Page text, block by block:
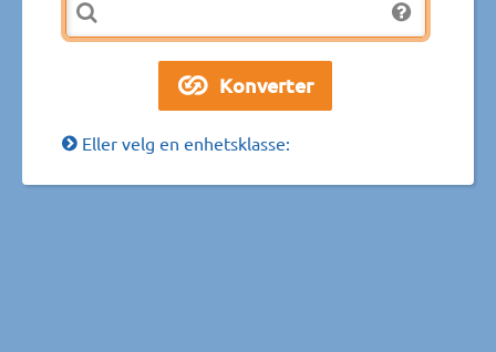
Eller velg en enhetsklasse: